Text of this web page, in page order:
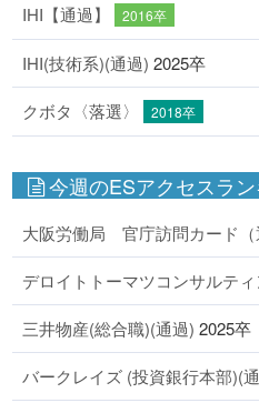
IHI【通過】 2016卒
IHI(技術系)(通過) 2025卒
クボタ〈落選〉 2018卒
今週のESアクセスラ
大阪労働局 官庁訪問カード（
デロイトトーマツコンサルテ
三井物産(総合職)(通過) 2025卒
バークレイズ (投資銀行本部)(